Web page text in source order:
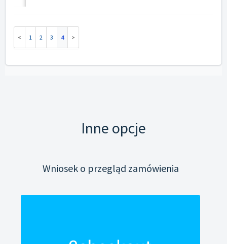
1 2 3 4
Inne opcje
Wniosek o przegląd zamówienia